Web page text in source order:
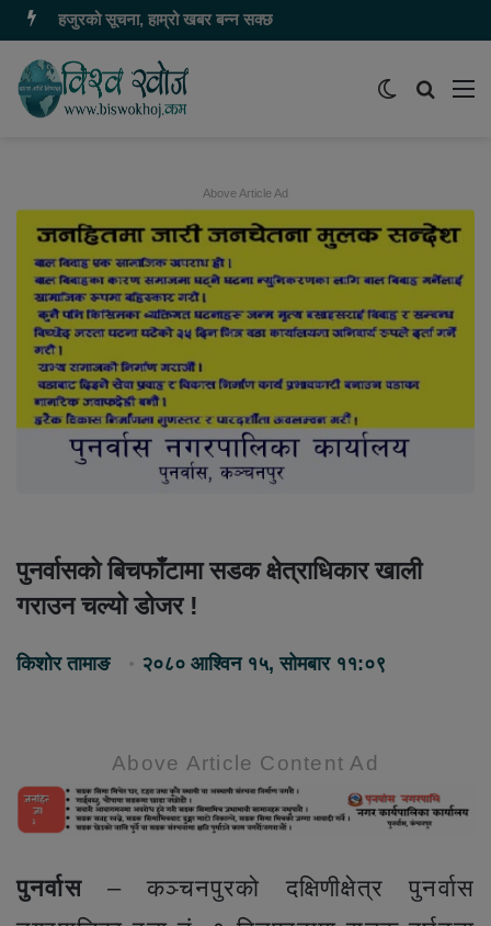
हजुरको सूचना, हाम्रो खबर बन्न सक्छ
समाचार
Switch
Above Article Ad
पुनर्वासको बिचफाँटामा सडक क्षेत्राधिकार खाली
गराउन चल्यो डोजर !
किशोर तामाङ २०८० आश्विन १५, सोमबार ११:०९
Above Article Content Ad
पुनर्वास– कञ्चनपुरको दक्षिणीक्षेत्र पुनर्वास